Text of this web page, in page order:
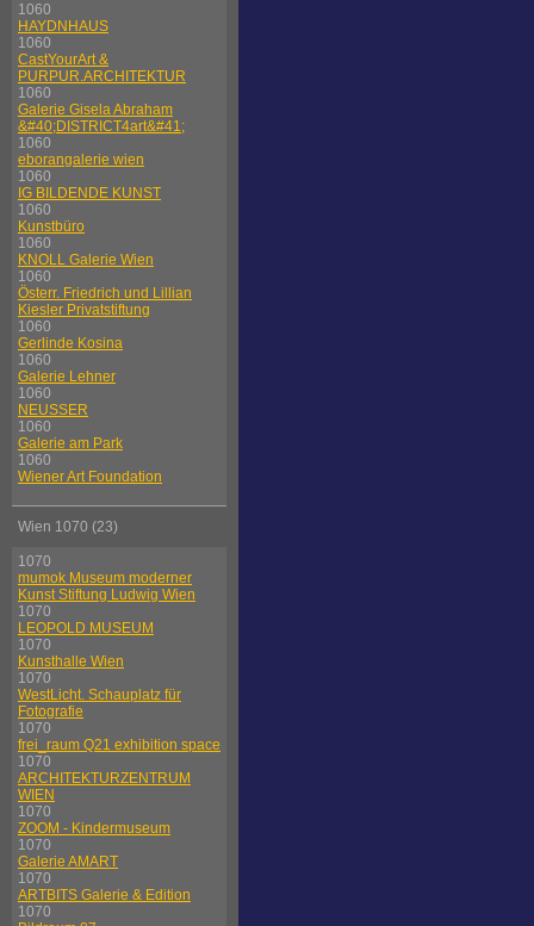
1060
HAYDNHAUS
1060
CastYourArt &
PURPUR.ARCHITEKTUR
1060
Galerie Gisela Abraham
&#40;DISTRICT4art&#41;
1060
eborangalerie wien
1060
IG BILDENDE KUNST
1060
Kunstbüro
1060
KNOLL Galerie Wien
1060
Österr. Friedrich und Lillian
Kiesler Privatstiftung
1060
Gerlinde Kosina
1060
Galerie Lehner
1060
NEUSSER
1060
Galerie am Park
1060
Wiener Art Foundation
Wien 1070 (23)
1070
mumok Museum moderner
Kunst Stiftung Ludwig Wien
1070
LEOPOLD MUSEUM
1070
Kunsthalle Wien
1070
WestLicht. Schauplatz für
Fotografie
1070
frei_raum Q21 exhibition space
1070
ARCHITEKTURZENTRUM
WIEN
1070
ZOOM - Kindermuseum
1070
Galerie AMART
1070
ARTBITS Galerie & Edition
1070